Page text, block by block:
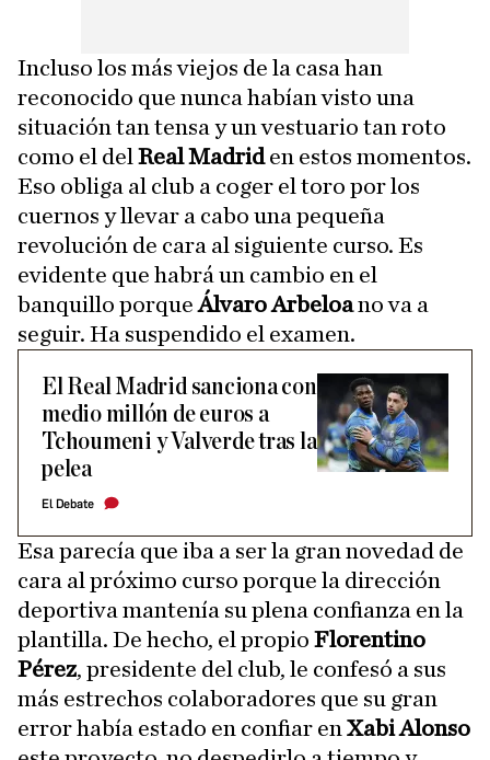
Incluso los más viejos de la casa han
reconocido que nunca habían visto una
situación tan tensa y un vestuario tan roto
como el del Real Madriden estos momentos.
Eso obliga al club a coger el toro por los
cuernos y llevar a cabo una pequeña
revolución de cara al siguiente curso. Es
evidente que habrá un cambio en el
banquillo porqueÁlvaro Arbeloano va a
seguir. Ha suspendido el examen.
El Real Madrid sanciona con
medio millón de euros a
Tchoumeni y Valverde tras la
pelea
El Debate
Esa parecía que iba a ser la gran novedad de
cara al próximo curso porque la dirección
deportiva mantenía su plena confianza en la
plantilla. De hecho, el propio Florentino
Pérez, presidente del club, le confesó a sus
más estrechos colaboradores que su gran
error había estado en confiar en Xabi Alonso